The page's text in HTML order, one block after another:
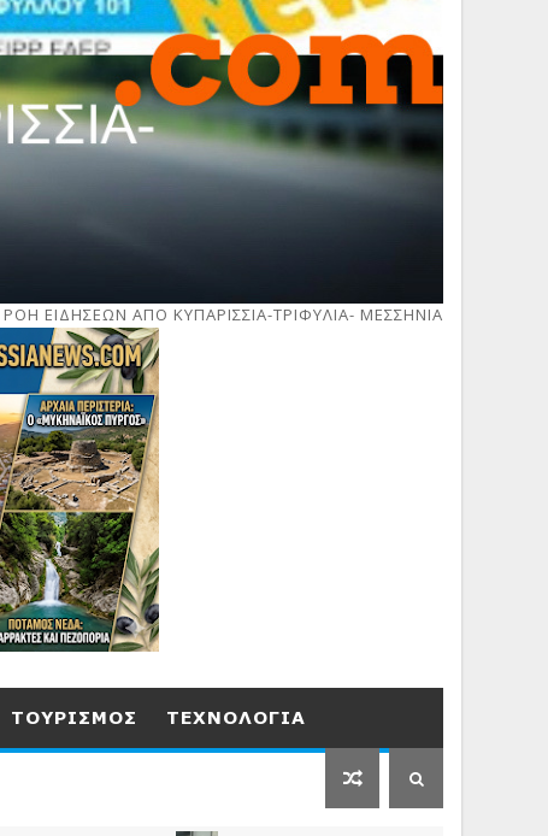
ΕΙΔΗΣΕΩΝ ΑΠΟ ΚΥΠΑΡΙΣΣΙΑ-ΤΡΙΦΥΛΙΑ- ΜΕΣΣΗΝΙΑ
ΤΟΥΡΙΣΜΟΣ ΤΕΧΝΟΛΟΓΙΑ